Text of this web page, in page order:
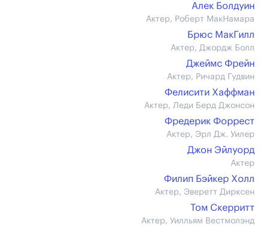
Алек Болдуин
Актер, Роберт МакНамара
Брюс МакГилл
Актер, Джордж Болл
Джеймс Фрейн
Актер, Ричард Гудвин
Фелисити Хаффман
Актер, Леди Берд Джонсон
Фредерик Форрест
Актер, Эрл Дж. Уилер
Джон Эйлуорд
Актер
Филип Бэйкер Холл
Актер, Эверетт Дирксен
Том Скерритт
Актер, Уилльям Вестмолэнд